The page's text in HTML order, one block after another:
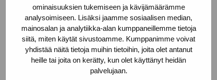
ominaisuuksien tukemiseen ja kävijämäärämme
analysoimiseen. Lisäksi jaamme sosiaalisen median,
mainosalan ja analytiikka-alan kumppaneillemme tietoja
siitä, miten käytät sivustoamme. Kumppanimme voivat
yhdistää näitä tietoja muihin tietoihin, joita olet antanut
heille tai joita on kerätty, kun olet käyttänyt heidän
palvelujaan.
© Kuvasto 2026
Share: